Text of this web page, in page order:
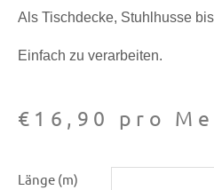
Als Tischdecke, Stuhlhusse
Einfach zu verarbeiten.
€ 16,90 pro
Länge (m)